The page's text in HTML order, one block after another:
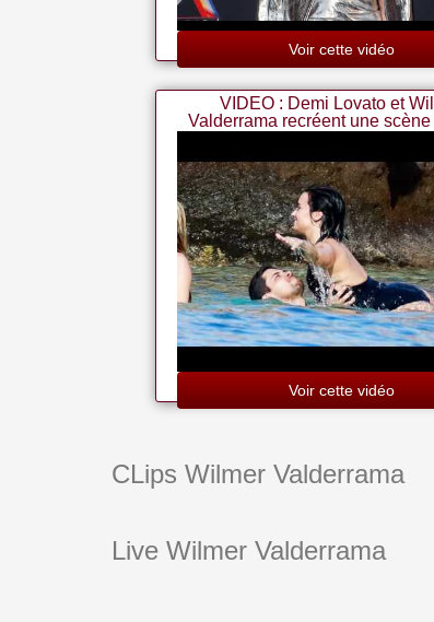
Voir cette vidéo
VIDEO : Demi Lovato et
Valderrama recréent une
Voir cette vidéo
CLips Wilmer Valderrama
Live Wilmer Valderrama